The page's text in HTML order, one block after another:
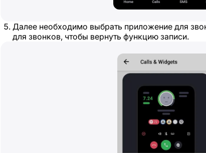
Далее необходимо выбрать приложение для
для звонков, чтобы вернуть функцию записи.